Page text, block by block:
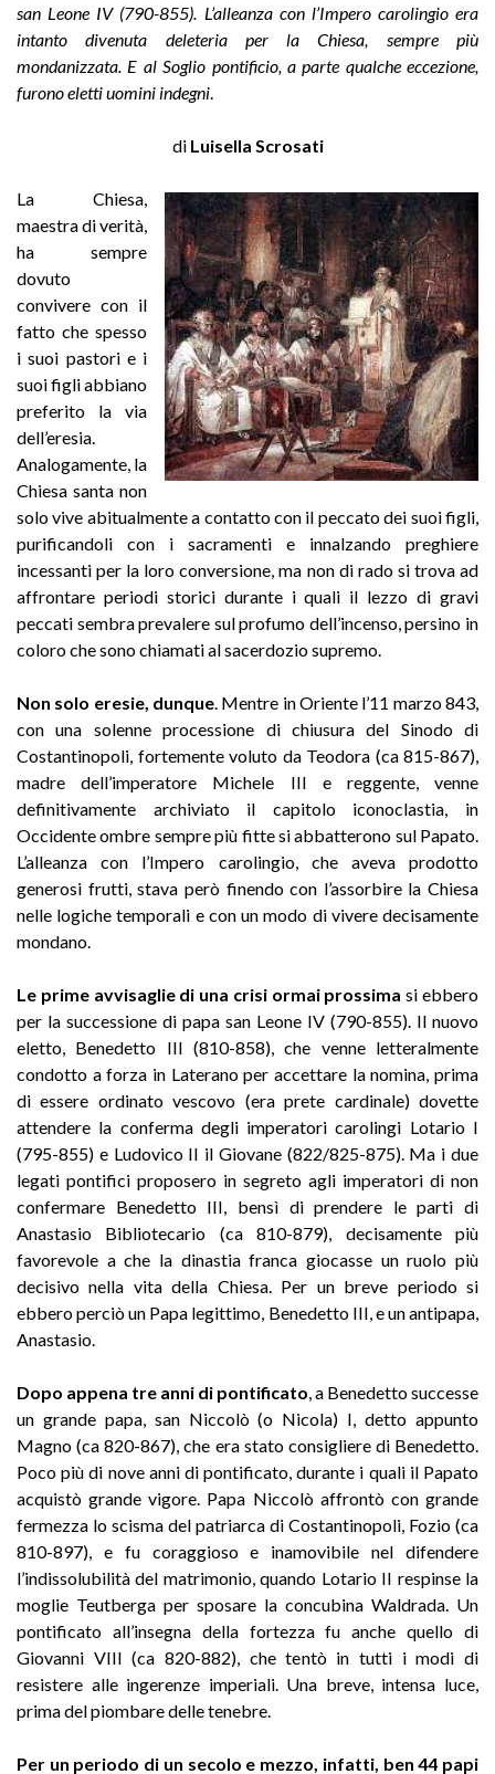
san Leone IV (790-855). L’alleanza con l’Impero carolingio era
intanto divenuta deleteria per la Chiesa, sempre più
mondanizzata. E al Soglio pontificio, a parte qualche eccezione,
furono elettiuomini indegni
di Luisella Scrosati
La Chiesa,
maestra di verità,
ha sempre
dovuto
convivere con il
fatto che spesso
i suoi pastori e i
suoi figli abbiano
preferito la via
dell’eresia.
Analogamente, la
Chiesa santa non
solo vive abitualmente a contatto con il peccato dei suoi figli,
purificandoli con i sacramenti e innalzando preghiere
incessanti per la loro conversione, ma non di rado si trova ad
affrontare periodi storici durante i quali il lezzo di gravi
peccati sembra prevalere sul profumo dell’incenso, persino in
coloro che sono chiamati al sacerdozio supremo.
Non solo eresie, dunque . Mentre in Oriente l’11 marzo 843,
con una solenne processione di chiusura del Sinodo di
Costantinopoli, fortemente voluto da Teodora (ca 815-867),
madre dell’imperatore Michele III e reggente, venne
definitivamente archiviato il capitolo iconoclastia, in
Occidente ombre sempre più fitte si abbatterono sul Papato.
L’alleanza con l’Impero carolingio, che aveva prodotto
generosi frutti, stava però finendo con l’assorbire la Chiesa
nelle logiche temporali e con un modo di vivere decisamente
mondano
Le prime avvisaglie di una crisi ormai prossimasi ebbero
per la successione di papa san Leone IV (790-855). Il nuovo
eletto, Benedetto III (810-858), che venne letteralmente
condotto a forza in Laterano per accettare la nomina, prima
di essere ordinato vescovo (era prete cardinale) dovette
attendere la conferma degli imperatori carolingi Lotario I
(795-855) e Ludovico II il Giovane (822/825-875). Ma i due
legati pontifici proposero in segreto agli imperatori di non
confermare Benedetto III, bensì di prendere le parti di
Anastasio Bibliotecario (ca 810-879), decisamente più
favorevole a che la dinastia franca giocasse un ruolo più
decisivo nella vita della Chiesa. Per un breve periodo si
ebbero perciò un Papa legittimo, Benedetto III, e un antipapa,
Anastasio
Dopo appena tre anni di pontificato , a Benedetto successe
un grande papa, san Niccolò (o Nicola) I, detto appunto
Magno (ca 820-867), che era stato consigliere di Benedetto.
Poco più di nove anni di pontificato, durante i quali il Papato
acquistò grande vigore. Papa Niccolò affrontò con grande
fermezza lo scisma del patriarca di Costantinopoli, Fozio (ca
810-897), e fu coraggioso e inamovibile nel difendere
l’indissolubilità del matrimonio, quando Lotario II respinse la
moglie Teutberga per sposare la concubina Waldrada. Un
pontificato all’insegna della fortezza fu anche quello di
Giovanni VIII (ca 820-882), che tentò in tutti i modi di
resistere alle ingerenze imperiali. Una breve, intensa luce,
prima del piombare delle tenebre.
Per un periodo di un secolo e mezzo, infatti, ben 44 papi